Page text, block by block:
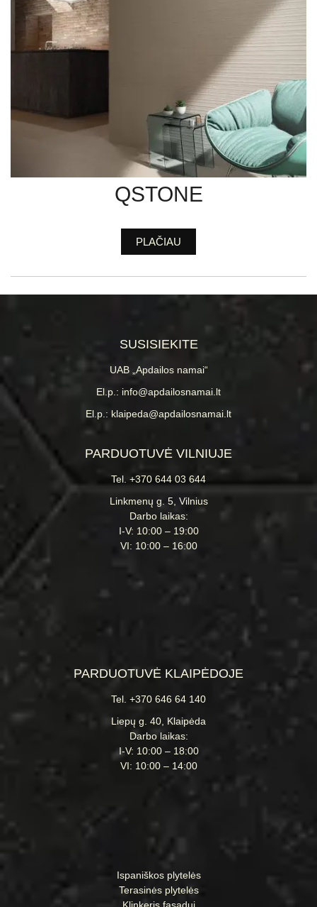
QSTONE
PLAČIAU
SUSISIEKITE
UAB „Apdailos namai“
El.p.: info@apdailosnamai.lt
El.p.: klaipeda@apdailosnamai.lt
PARDUOTUVĖ VILNIUJE
Tel. +370 644 03 644
Linkmenų g. 5, Vilnius
Darbo laikas:
I-V: 10:00 – 19:00
VI: 10:00 – 16:00
PARDUOTUVĖ KLAIPĖDOJE
Tel. +370 646 64 140
Liepų g. 40, Klaipėda
Darbo laikas:
I-V: 10:00 – 18:00
VI: 10:00 – 14:00
Ispaniškos plytelės
Terasinės plytelės
Klinkeris fasadui